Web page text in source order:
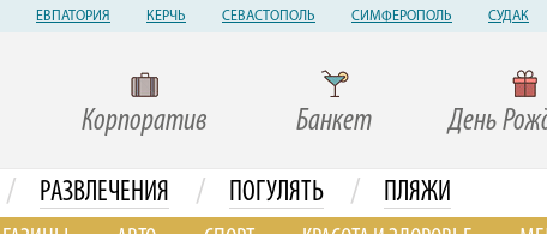
ЕВПАТОРИЯ КЕРЧЬ СЕВАСТОПОЛЬ СИМФЕРОПОЛЬ СУДАК
Корпоратив Банкет День
/ РАЗВЛЕЧЕНИЯ / ПОГУЛЯТЬ / ПЛЯЖИ